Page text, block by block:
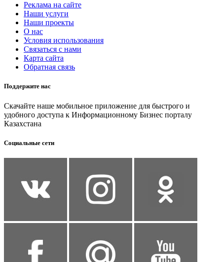
Реклама на сайте
Наши услуги
Наши проекты
О нас
Условия использования
Связаться с нами
Карта сайта
Обратная связь
Поддержите нас
Скачайте наше мобильное приложение для быстрого и
удобного доступа к Информационному Бизнес порталу
Казахстана
Социальные сети